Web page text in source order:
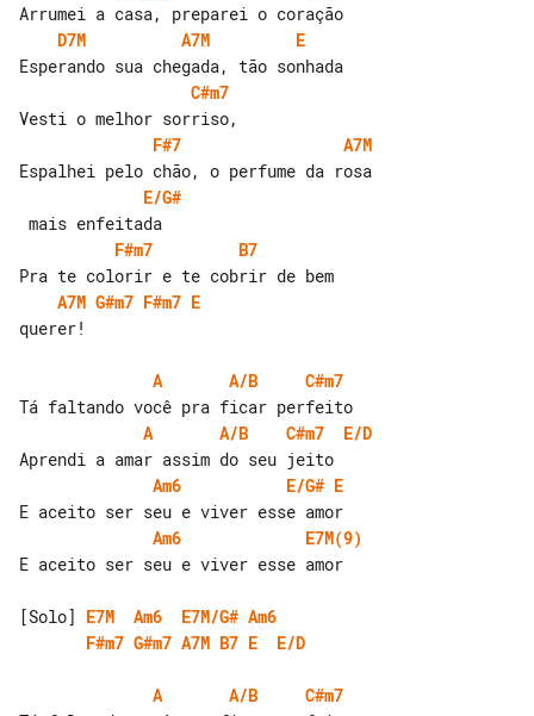
D7M
A7M
E
C#m7
F#7
A7M
E/G#
F#m7
B7
A7M G#m7 F#m7 E
querer!
A A/B
C#m7
A
A/B C#m7
E/D
Am6
E/G# E
Am6
E7M(9)
E aceito ser seu e viver esse amor
[Solo] E7M Am6 E7M/G# Am6
F#m7 G#m7 A7M B7 E E/D
A A/B
C#m7